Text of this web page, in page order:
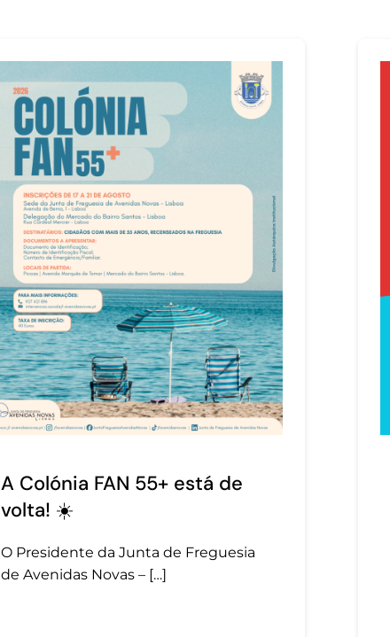
A Colónia FAN 55+ está de
volta! ☀️
O Presidente da Junta de Freguesia
de Avenidas Novas – […]